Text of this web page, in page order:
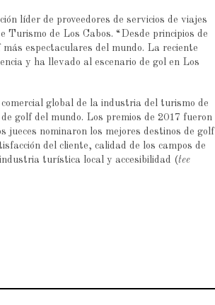
líder de proveedores de servicios de viajes
Turismo de Los Cabos. “Desde principios de
espectaculares del mundo. La reciente
y ha llevado al escenario de gol en Los
global de la industria del turismo de
golf del mundo. Los premios de 2017 fueron
jueces nominaron los mejores destinos de golf
del cliente, calidad de los campos de
turística local y accesibilidad (tee